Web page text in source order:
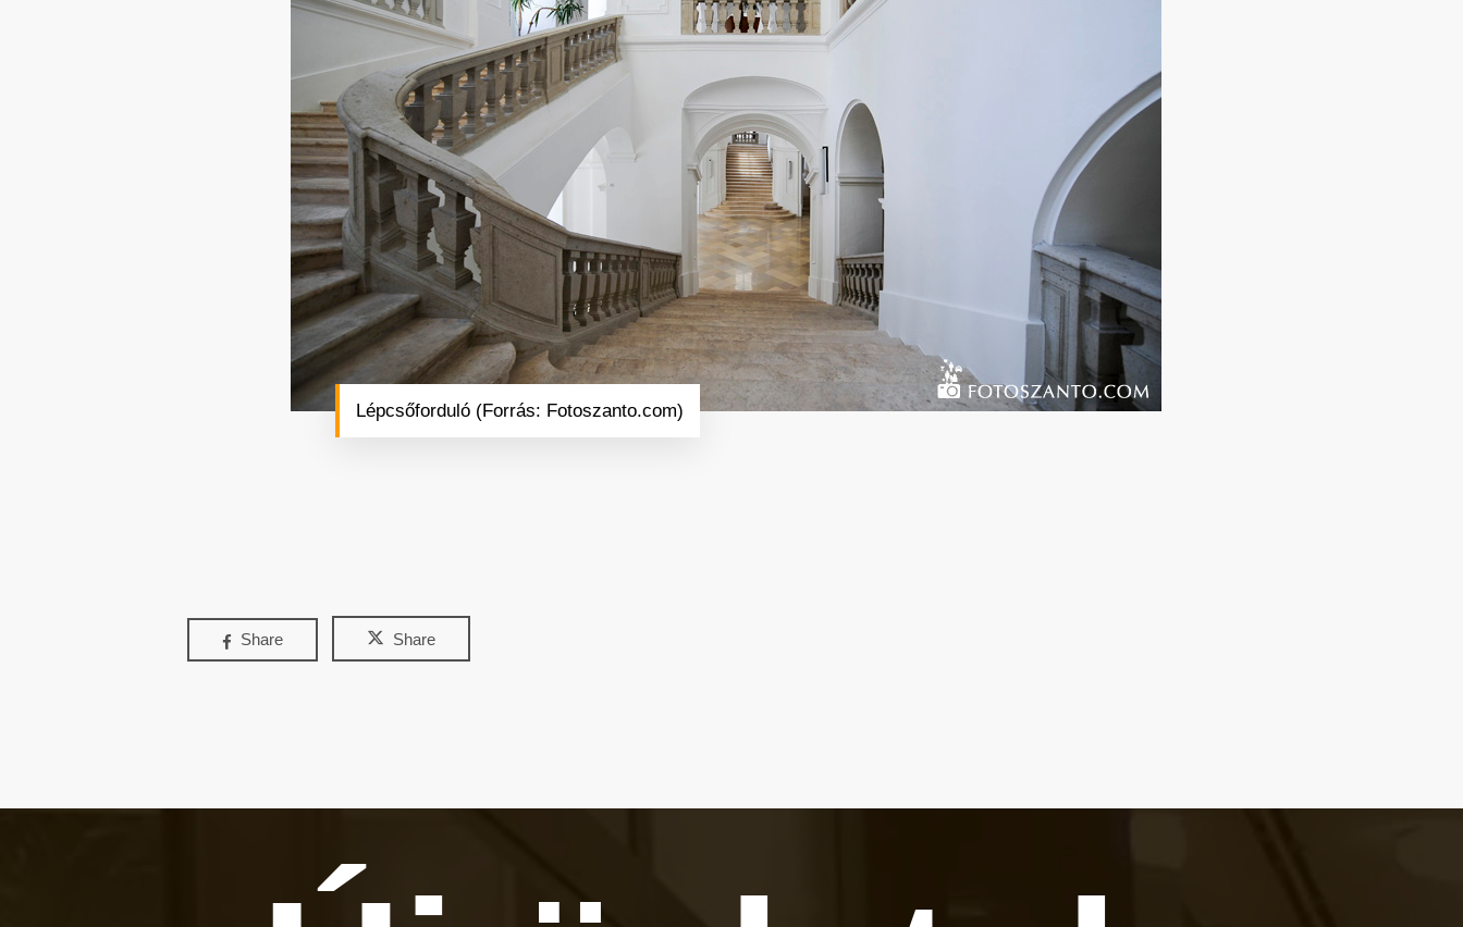
Lépcsőforduló (Forrás: Fotoszanto.com)
Share Share